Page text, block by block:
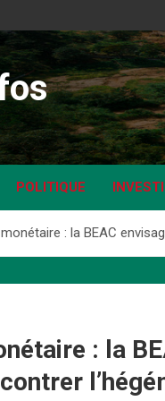
POLITIQUE
: la BEAC
: la